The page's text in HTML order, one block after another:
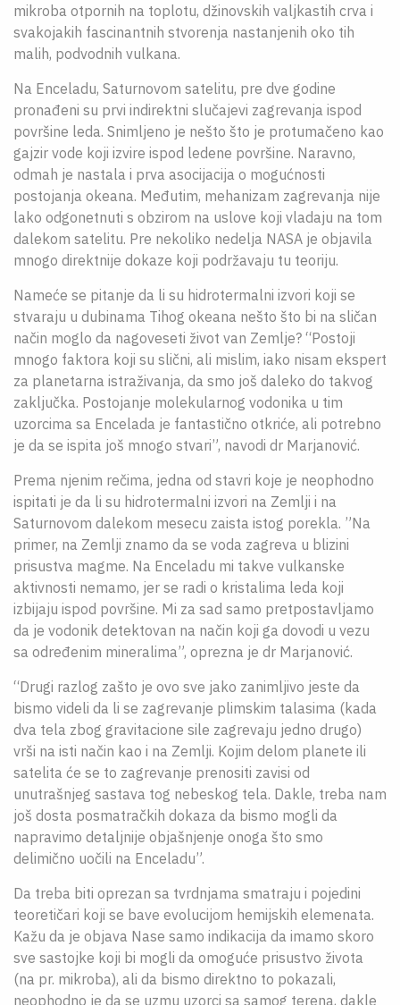
mikroba otpornih na toplotu, džinovskih valjkastih crva i
svakojakih fascinantnih stvorenja nastanjenih oko tih
malih, podvodnih vulkana.
Na Enceladu, Saturnovom satelitu, pre dve godine
pronađeni su prvi indirektni slučajevi zagrevanja ispod
površine leda. Snimljeno je nešto što je protumačeno kao
gajzir vode koji izvire ispod ledene površine. Naravno,
odmah je nastala i prva asocijacija o mogućnosti
postojanja okeana. Međutim, mehanizam zagrevanja nije
lako odgonetnuti s obzirom na uslove koji vladaju na tom
dalekom satelitu. Pre nekoliko nedelja NASA je objavila
mnogo direktnije dokaze koji podržavaju tu teoriju.
Nameće se pitanje da li su hidrotermalni izvori koji se
stvaraju u dubinama Tihog okeana nešto što bi na sličan
način moglo da nagoveseti život van Zemlje? “Postoji
mnogo faktora koji su slični, ali mislim, iako nisam ekspert
za planetarna istraživanja, da smo još daleko do takvog
zaključka. Postojanje molekularnog vodonika u tim
uzorcima sa Encelada je fantastično otkriće, ali potrebno
je da se ispita još mnogo stvari”, navodi dr Marjanović.
Prema njenim rečima, jedna od stavri koje je neophodno
ispitati je da li su hidrotermalni izvori na Zemlji i na
Saturnovom dalekom mesecu zaista istog porekla. ”Na
primer, na Zemlji znamo da se voda zagreva u blizini
prisustva magme. Na Enceladu mi takve vulkanske
aktivnosti nemamo, jer se radi o kristalima leda koji
izbijaju ispod površine. Mi za sad samo pretpostavljamo
da je vodonik detektovan na način koji ga dovodi u vezu
sa određenim mineralima”, oprezna je dr Marjanović.
“Drugi razlog zašto je ovo sve jako zanimljivo jeste da
bismo videli da li se zagrevanje plimskim talasima (kada
dva tela zbog gravitacione sile zagrevaju jedno drugo)
vrši na isti način kao i na Zemlji. Kojim delom planete ili
satelita će se to zagrevanje prenositi zavisi od
unutrašnjeg sastava tog nebeskog tela. Dakle, treba nam
još dosta posmatračkih dokaza da bismo mogli da
napravimo detaljnije objašnjenje onoga što smo
delimično uočili na Enceladu”.
Da treba biti oprezan sa tvrdnjama smatraju i pojedini
teoretičari koji se bave evolucijom hemijskih elemenata.
Kažu da je objava Nase samo indikacija da imamo skoro
sve sastojke koji bi mogli da omoguće prisustvo života
(na pr. mikroba), ali da bismo direktno to pokazali,
neophodno je da se uzmu uzorci sa samog terena, dakle